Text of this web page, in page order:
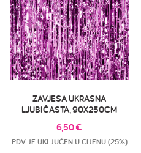
ZAVJESA UKRASNA
LJUBIČASTA, 90X250CM
6,50€
PDV JE UKLJUČEN U CIJENU (25%)